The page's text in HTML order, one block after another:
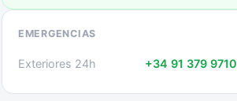
EMERGENCIAS
Exteriores 24h +34 91 379 9710